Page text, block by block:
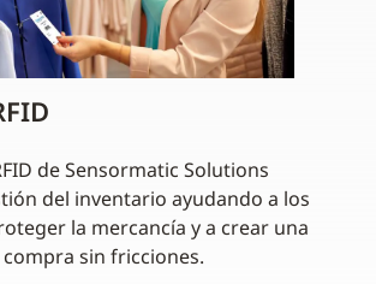
de Sensormatic Solutions
del inventario ayudando a los
la mercancía y a crear una
sin fricciones.